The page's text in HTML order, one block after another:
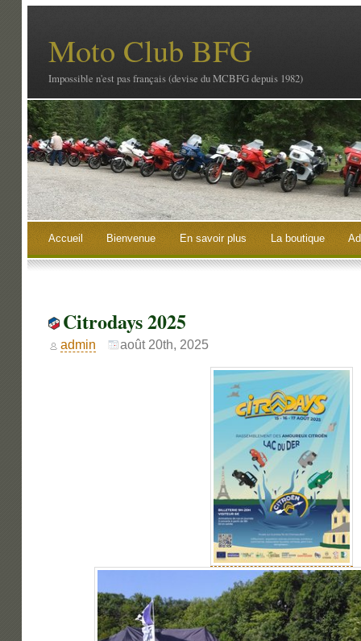
Moto Club BFG
Impossible n'est pas français (devise du MCBFG depuis 1982)
Accueil Bienvenue En savoir plus La boutique
Citrodays 2025
admin août 20th, 2025